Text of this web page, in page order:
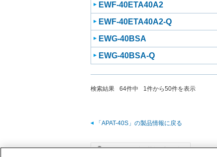
EWF-40ETA40A2
EWF-40ETA40A2-Q
EWG-40BSA
EWG-40BSA-Q
検索結果 64件中 1件から50件を表示
「APAT-40S」の製品情報に戻る